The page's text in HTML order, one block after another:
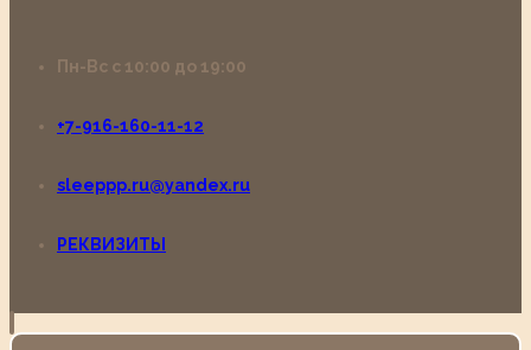
Пн-Вс с 10:00 до 19:00
+7-916-160-11-12
sleeppp.ru@yandex.ru
РЕКВИЗИТЫ